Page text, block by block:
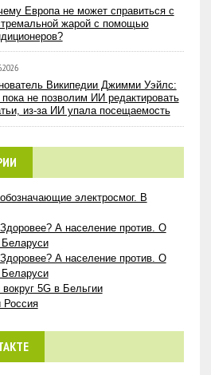
Европа не может справиться с
жарой с помощью
Википедии Джимми Уэйлс:
не позволим ИИ редактировать
из-за ИИ упала посещаемость
электросмог. В
А население против. О
А население против. О
5G в Бельгии
Россия